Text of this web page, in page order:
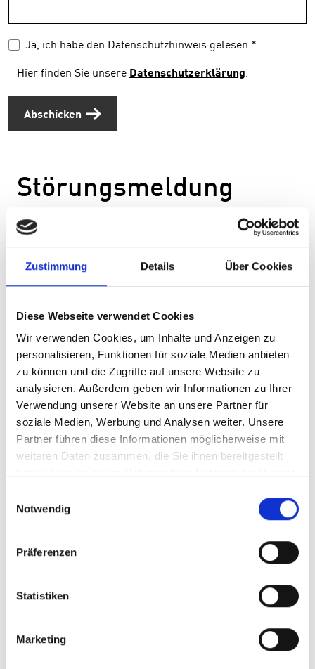
Zustimmung Details Über Cookies
Diese Webseite verwendet Cookies
Wir verwenden Cookies, um Inhalte und Anzeigen zu
personalisieren, Funktionen für soziale Medien anbieten
zu können und die Zugriffe auf unsere Website zu
analysieren. Außerdem geben wir Informationen zu Ihrer
Verwendung unserer Website an unsere Partner für
soziale Medien, Werbung und Analysen weiter. Unsere
Partner führen diese Informationen möglicherweise mit
weiteren Daten zusammen, die Sie ihnen bereitgestellt
Notwendig
Präferenzen
Statistiken
Marketing
Ja, ich habe den Datenschutzhinweis gelesen. *
Hier finden Sie unsere Datenschutzerklärung
Abschicken
Störungsmeldung
Es gibt eine technische Störung und Sie brauchen
Support?
Warten Sie nicht ab und kommen direkt auf uns zu.
Nutzen Sie unser intuitives Helpdesk, um direkt ein
Medientechnik Thomas Helpdesk
Oder kontaktieren Sie uns gerne telefonisch oder per
Mail:
Tel:+49 271 384634-10
Mail:ticket@pro.mt-thomas.de